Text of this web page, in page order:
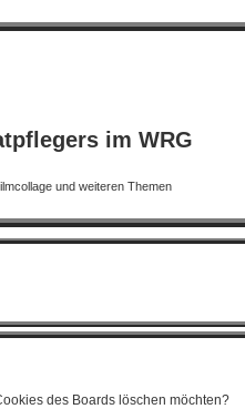
im WRG
und weiteren Themen
des Boards löschen möchten?